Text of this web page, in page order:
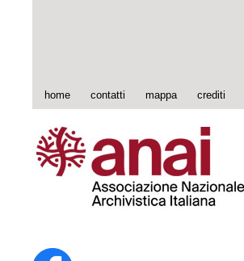
home contatti mappa crediti